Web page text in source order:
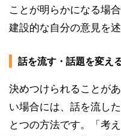
ことが明らかになる場
建設的な自分の意見を
話を流す・話題を変え
決めつけられることが
い場合には、話を流し
とつの方法です。「考